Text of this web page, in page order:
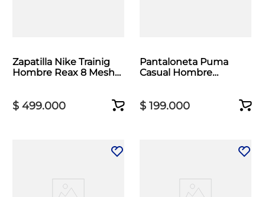
Zapatilla Nike Trainig
Hombre Reax 8 Mesh
$ 499.000
Pantaloneta Puma
Casual Hombre
$ 199.000